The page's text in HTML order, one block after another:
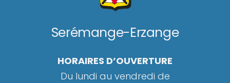
Serémange-Erzange
HORAIRES D’OUVERTURE
Du lundi au vendredi de